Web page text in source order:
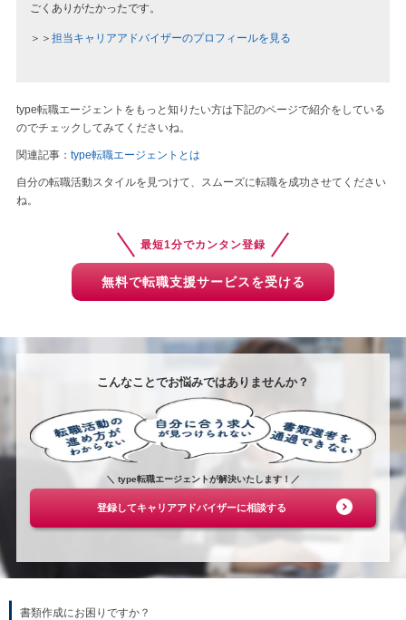
ごくありがたかったです。
＞＞ 担当キャリアアドバイザーのプロフィールを見る
type転職エージェントをもっと知りたい方は下記のページで紹介をしている
のでチェックしてみてくださいね。
関連記事： type転職エージェントとは
自分の転職活動スタイルを見つけて、スムーズに転職を成功させてください
ね。
最短1分でカンタン登録
無料で転職支援サービスを受ける
こんなことでお悩みではありませんか？
＼ type転職エージェントが解決いたします！／
登録してキャリアアドバイザーに相談する
書類作成にお困りですか？